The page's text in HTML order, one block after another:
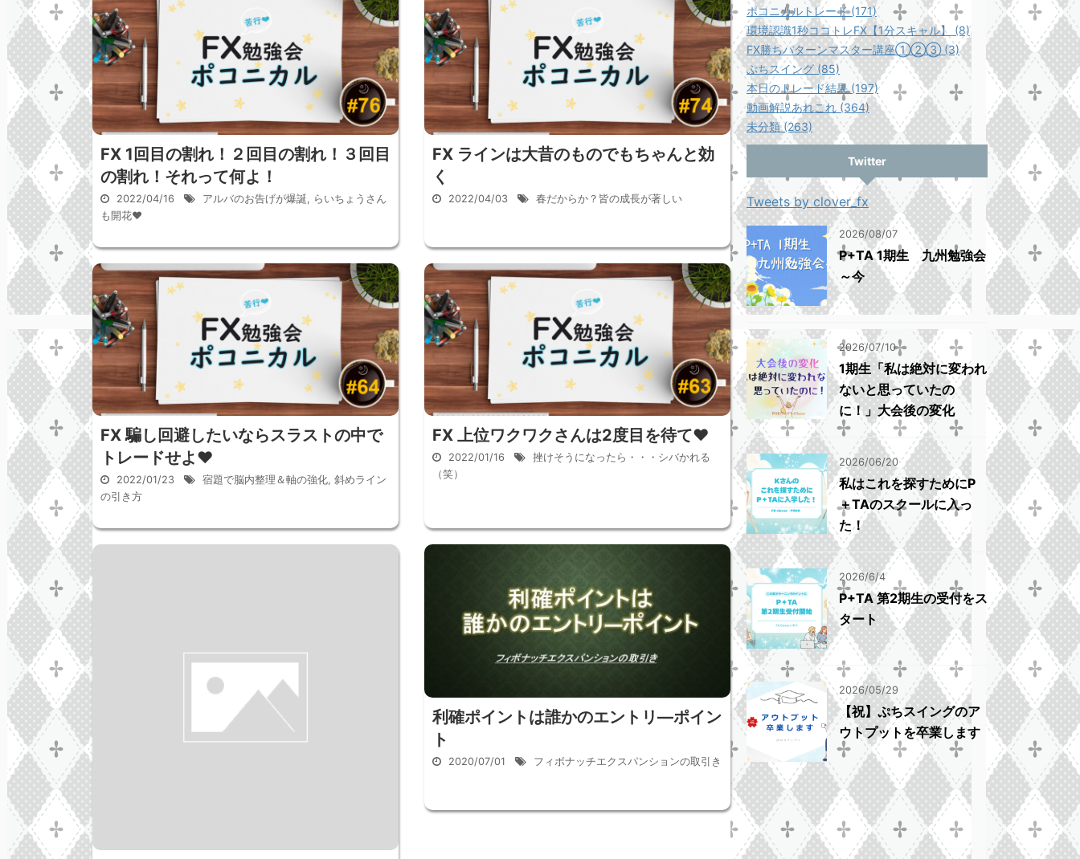
FX 1回目の割れ！２回目の割れ！３回目
の割れ！それって何よ！
2022/04/16 アルバのお告げが爆誕, らいちょうさん
も開花♥
FX ラインは大昔のものでもちゃんと効
く
2022/04/03 春だからか？皆の成長が著しい
FX 騙し回避したいならスラストの中で
トレードせよ♥
2022/01/23 宿題で脳内整理＆軸の強化, 斜めライン
の引き方
FX 上位ワクワクさんは2度目を待て♥
2022/01/16
挫けそうになったら・・・シバかれる
（笑）
利確ポイントは誰かのエントリ―ポイン
ト
2020/07/01 フィボナッチエクスパンションの取引き
ポコニカルトレード (171)
環境認識1秒ココトレFX【1分スキャル】 (8)
FX勝ちパターンマスター講座①②③ (3)
ぷちスイング (85)
本日のトレード結果 (197)
動画解説あれこれ (364)
未分類 (263)
Twitter
Tweets by clover_fx
2026/08/07
P+TA 1期生 九州勉強会
～今
2026/07/10
1期生「私は絶対に変われ
ないと思っていたの
に！」大会後の変化
2026/06/20
私はこれを探すためにP
＋TAのスクールに入っ
た！
2026/6/4
P+TA 第2期生の受付をス
タート
2026/05/29
【祝】ぷちスイングのア
ウトプットを卒業します